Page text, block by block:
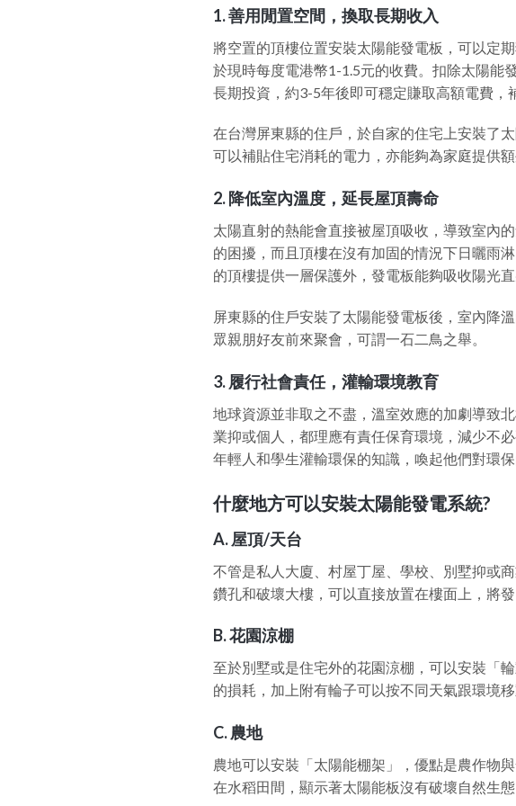
1. 善用閒置空間，換取長期收入
將空置的頂樓位置安裝太陽能發電板，可以定
於現時每度電港幣1-1.5元的收費。扣除太陽能
長期投資，約3-5年後即可穩定賺取高額電費，
在台灣屏東縣的住戶，於自家的住宅上安裝了
可以補貼住宅消耗的電力，亦能夠為家庭提供額
2. 降低室內溫度，延長屋頂壽命
太陽直射的熱能會直接被屋頂吸收，導致室內
的困擾，而且頂樓在沒有加固的情況下日曬雨
的頂樓提供一層保護外，發電板能夠吸收陽光
屏東縣的住戶安裝了太陽能發電板後，室內降
眾親朋好友前來聚會，可謂一石二鳥之舉。
3. 履行社會責任，灌輸環境教育
地球資源並非取之不盡，溫室效應的加劇導致
業抑或個人，都理應有責任保育環境，減少不
年輕人和學生灌輸環保的知識，喚起他們對環保
什麼地方可以安裝太陽能發電系統?
A. 屋頂/天台
不管是私人大廈、村屋丁屋、學校、別墅抑或
鑽孔和破壞大樓，可以直接放置在樓面上，將發
B. 花園涼棚
至於別墅或是住宅外的花園涼棚，可以安裝「
的損耗，加上附有輪子可以按不同天氣跟環境
C. 農地
農地可以安裝「太陽能棚架」，優點是農作物
在水稻田間，顯示著太陽能板沒有破壞自然生